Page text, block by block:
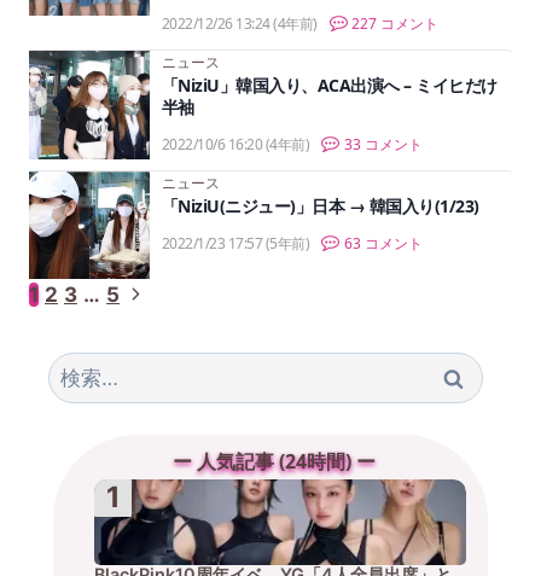
2022/12/26 13:24(4年前) 227 コメント
ニュース
「NiziU」韓国入り、ACA出演へ – ミイヒだけ
半袖
2022/10/6 16:20(4年前) 33 コメント
ニュース
「NiziU(ニジュー)」日本 → 韓国入り(1/23)
2022/1/23 17:57(5年前) 63 コメント
ペ
ー
ジ
1 2 3 … 5 次
ペ
検
索:
ー 人気記事 (24時間) ー